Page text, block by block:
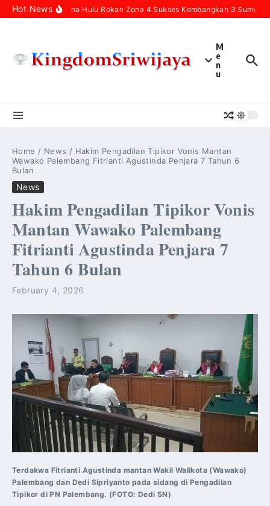
Skip to content
Hot NewsPertamina Hulu Rokan Zona 4 Sukses Kembangkan 3 Sumur
M
e
n
u
Home / News / Hakim Pengadilan Tipikor Vonis Mantan
Wawako Palembang Fitrianti Agustinda Penjara 7 Tahun 6
Bulan
News
Hakim Pengadilan Tipikor Vonis
Mantan Wawako Palembang
Fitrianti Agustinda Penjara 7
Tahun 6 Bulan
February 4, 2026
Terdakwa Fitrianti Agustinda mantan Wakil Walikota (Wawako)
Palembang dan Dedi Sipriyanto pada sidang di Pengadilan
Tipikor di PN Palembang. (FOTO: Dedi SN)